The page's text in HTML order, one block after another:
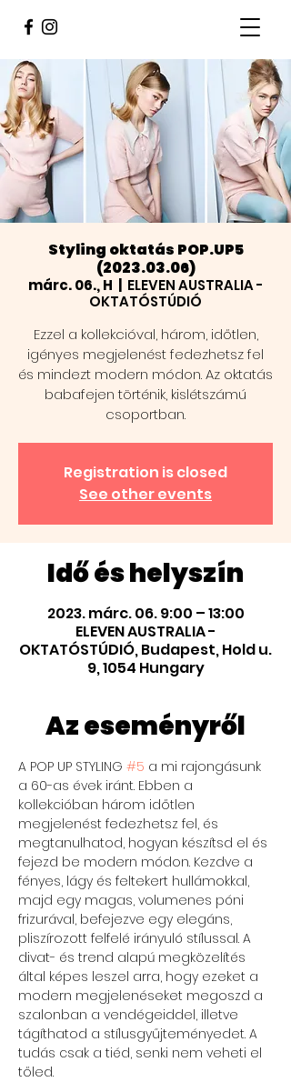
Styling oktatás POP.UP5
(2023.03.06)
márc. 06., H
ELEVEN AUSTRALIA -
OKTATÓSTÚDIÓ
Ezzel a kollekcióval, három, időtlen,
igényes megjelenést fedezhetsz fel
és mindezt modern módon. Az oktatás
babafejen történik, kislétszámú
csoportban.
Registration is closed
See other events
Idő és helyszín
2023. márc. 06. 9:00 – 13:00
ELEVEN AUSTRALIA -
OKTATÓSTÚDIÓ, Budapest, Hold u.
9, 1054 Hungary
Az eseményről
A POP UP STYLING #5 a mi rajongásunk
a 60-as évek iránt. Ebben a
kollekcióban három időtlen
megjelenést fedezhetsz fel, és
megtanulhatod, hogyan készítsd el és
fejezd be modern módon. Kezdve a
fényes, lágy és feltekert hullámokkal,
majd egy magas, volumenes póni
frizurával, befejezve egy elegáns,
pliszírozott felfelé irányuló stílussal. A
divat- és trend alapú megközelítés
által képes leszel arra, hogy ezeket a
modern megjelenéseket megoszd a
szalonban a vendégeiddel, illetve
tágíthatod a stílusgyűjteményedet. A
tudás csak a tiéd, senki nem veheti el
tőled.